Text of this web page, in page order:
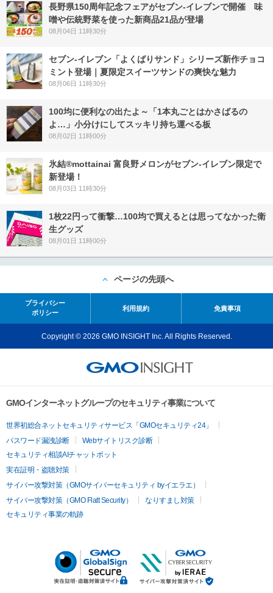
長野県150周年記念フェアがセブン-イレブンで開催 味
噌や伝統野菜を使った新商品21品が登場
08月04日 11時30分
セブン‐イレブン「よくばりサンド」シリーズ新作チョコ
ミント登場｜夏限定スイーツサンドの爽快な魅力
08月06日 11時30分
100均に便利なの出たよ～「1本丸ごとはかさばるの
よ…」小分けにしてスッキリ持ち運べる板
08月02日 11時00分
氷結®mottainai 富良野メロンがセブン‐イレブン限定で
新登場！
08月03日 11時30分
1枚22円って衝撃…100均で買えるとは思ってなかった衛
生グッズ
08月01日 11時00分
ページの先頭へ
プライバシー
ポリシー
利用規約 免責事項
Copyright © 2026 GMO INSIGHT Inc. All Rights Reserved.
GMOインターネットグループのセキュリティ事業について
世界初総合ネットセキュリティサービス「GMOセキュリティ24」
パスワード漏洩診断
Webサイトリスク診断
セキュリティ相談AIチャットボット
実在証明・盗聴対策
サイバー攻撃対策（GMOサイバーセキュリティ byイエラエ）
サイバー攻撃対策（GMO Flatt Security）
なりすまし対策
セキュリティ事業の軌跡